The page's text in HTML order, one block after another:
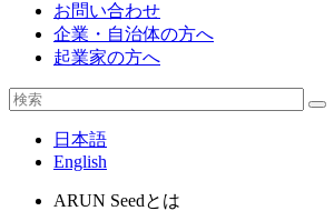
お問い合わせ
企業・自治体の方へ
起業家の方へ
日本語
English
ARUN Seedとは